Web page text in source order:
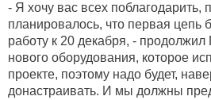
- Я хочу вас всех поблагодарить,
планировалось, что первая цепь
работу к 20 декабря, -
нового оборудования, которое
проекте, поэтому надо будет,
донастраивать. И мы должны